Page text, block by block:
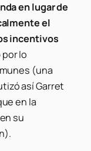
en lugar de
el
incentivos
por lo
(una
así Garret
en la
su